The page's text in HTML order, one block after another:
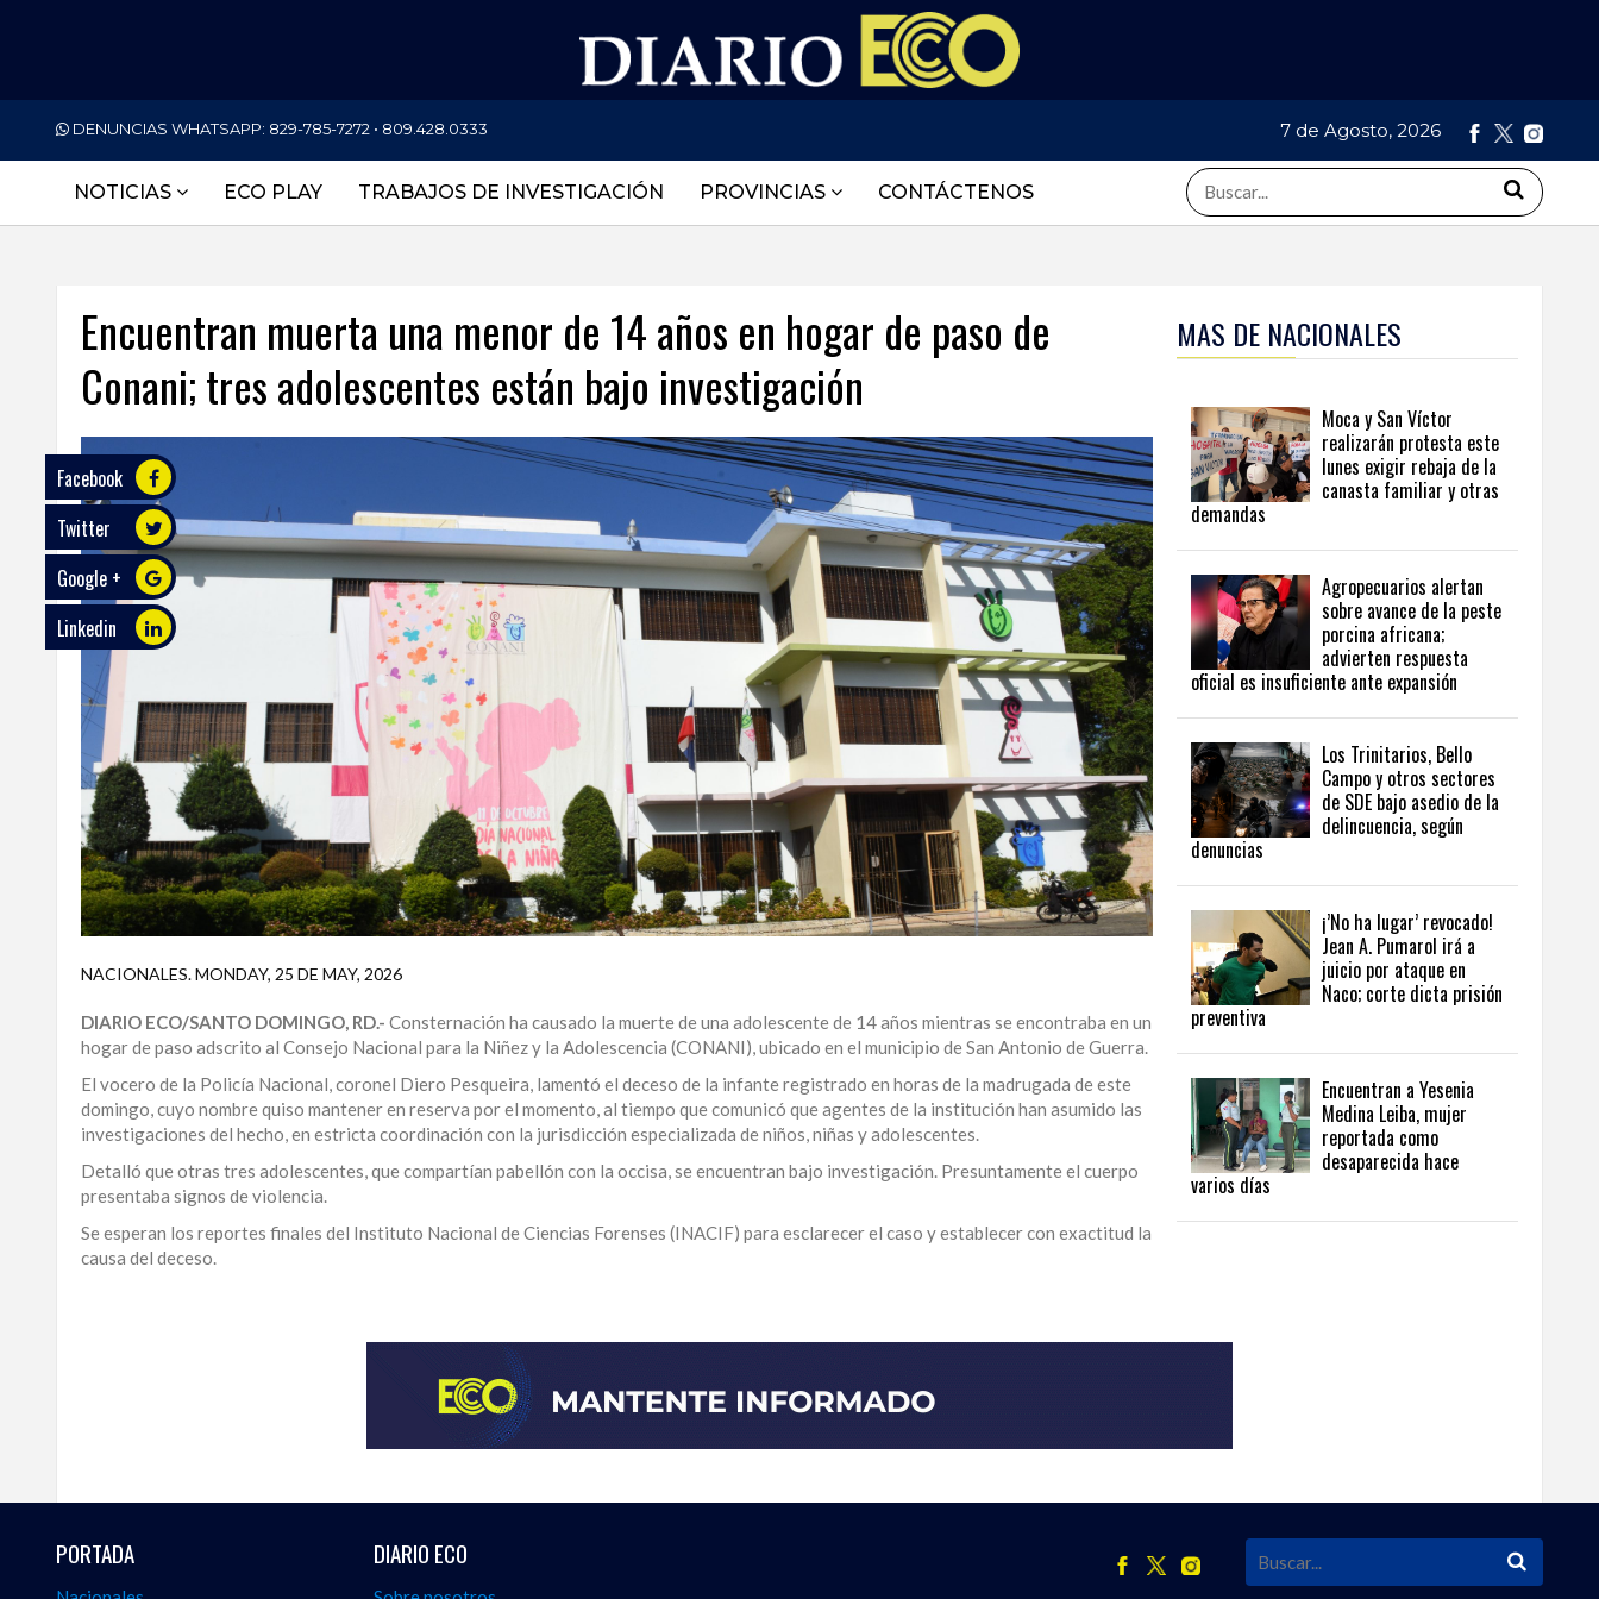
DENUNCIAS WHATSAPP: 829-785-7272 • 809.428.0333 7 de Agosto, 2026
NOTICIAS ECO PLAY TRABAJOS DE INVESTIGACIÓN PROVINCIAS CONTÁCTENOS
NACIONALES
ECONOMÍA
DEPORTES
SALUD
TECNOLOGÍA
ECO
PLAY
TRABAJOS
INVESTIGACIÓN
PROVINCIAS
DISTRITO
NACIONAL
SANTO
DOMINGO
SANTIAGO
JUAN
ALTAGRACIA
PUERTO
PLATA
CONTÁCTENOS
Encuentran muerta una menor de 14 años en hogar de paso de
Conani; tres adolescentes están bajo investigación
Facebook
Twitter
Google +
Linkedin
NACIONALES.MONDAY, 25 DE MAY, 2026
DIARIO ECO/SANTO DOMINGO, RD.- Consternación ha causado la muerte de una adolescente de 14 años mientras se encontraba en un
hogar de paso adscrito al Consejo Nacional para la Niñez y la Adolescencia (CONANI), ubicado en el municipio de San Antonio de Guerra.
El vocero de la Policía Nacional, coronel Diero Pesqueira, lamentó el deceso de la infante registrado en horas de la madrugada de este
domingo, cuyo nombre quiso mantener en reserva por el momento, al tiempo que comunicó que agentes de la institución han asumido las
investigaciones del hecho, en estricta coordinación con la jurisdicción especializada de niños, niñas y adolescentes.
Detalló que otras tres adolescentes, que compartían pabellón con la occisa, se encuentran bajo investigación. Presuntamente el cuerpo
presentaba signos de violencia.
Se esperan los reportes finales del Instituto Nacional de Ciencias Forenses (INACIF) para esclarecer el caso y establecer con exactitud la
causa del deceso.
desde
una
perspectiva
MAS DE NACIONALES
Moca y San Víctor
realizarán protesta este
lunes exigir rebaja de la
canasta familiar y otras
demandas
Agropecuarios alertan
sobre avance de la peste
porcina africana;
advierten respuesta
oficial es insuficiente ante expansión
Los Trinitarios, Bello
Campo y otros sectores
de SDE bajo asedio de la
delincuencia, según
denuncias
¡’No ha lugar’ revocado!
Jean A. Pumarol irá a
juicio por ataque en
Naco; corte dicta prisión
preventiva
Encuentran a Yesenia
Medina Leiba, mujer
reportada como
desaparecida hace
varios días
PORTADA DIARIO ECO